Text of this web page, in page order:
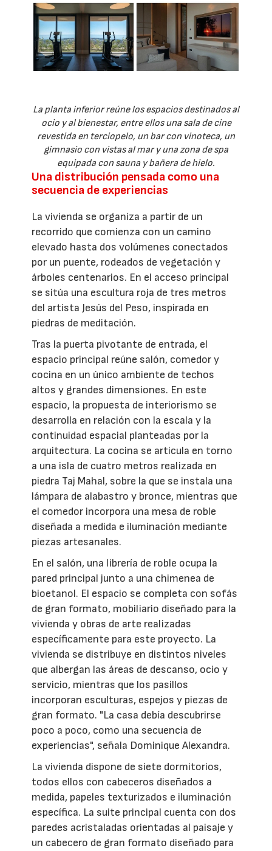
La planta inferior reúne los espacios destinados al
ocio y al bienestar, entre ellos una sala de cine
revestida en terciopelo, un bar con vinoteca, un
gimnasio con vistas al mar y una zona de spa
equipada con sauna y bañera de hielo.
Una distribución pensada como una
secuencia de experiencias
La vivienda se organiza a partir de un
recorrido que comienza con un camino
elevado hasta dos volúmenes conectados
por un puente, rodeados de vegetación y
árboles centenarios. En el acceso principal
se sitúa una escultura roja de tres metros
del artista Jesús del Peso, inspirada en
piedras de meditación.
Tras la puerta pivotante de entrada, el
espacio principal reúne salón, comedor y
cocina en un único ambiente de techos
altos y grandes dimensiones. En este
espacio, la propuesta de interiorismo se
desarrolla en relación con la escala y la
continuidad espacial planteadas por la
arquitectura. La cocina se articula en torno
a una isla de cuatro metros realizada en
piedra Taj Mahal, sobre la que se instala una
lámpara de alabastro y bronce, mientras que
el comedor incorpora una mesa de roble
diseñada a medida e iluminación mediante
piezas artesanales.
En el salón, una librería de roble ocupa la
pared principal junto a una chimenea de
bioetanol. El espacio se completa con sofás
de gran formato, mobiliario diseñado para la
vivienda y obras de arte realizadas
específicamente para este proyecto. La
vivienda se distribuye en distintos niveles
que albergan las áreas de descanso, ocio y
servicio, mientras que los pasillos
incorporan esculturas, espejos y piezas de
gran formato. "La casa debía descubrirse
poco a poco, como una secuencia de
experiencias", señala Dominique Alexandra.
La vivienda dispone de siete dormitorios,
todos ellos con cabeceros diseñados a
medida, papeles texturizados e iluminación
específica. La suite principal cuenta con dos
paredes acristaladas orientadas al paisaje y
un cabecero de gran formato diseñado para